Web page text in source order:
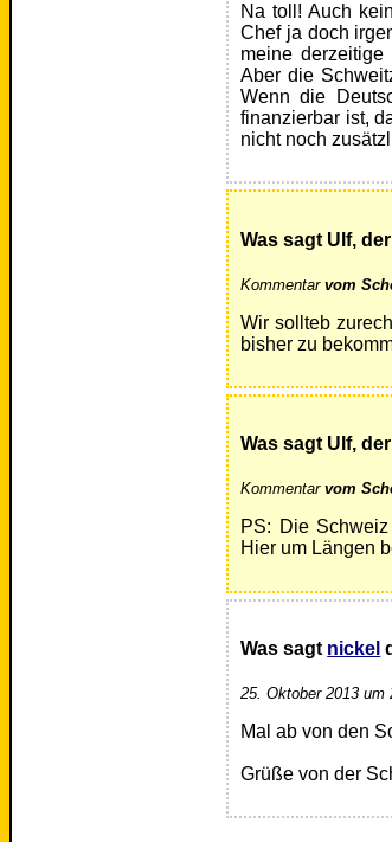
Na toll! Auch
Chef ja doch
meine
Aber die
Wenn die
finanzierbar ist,
nicht noch
Was sagt Ulf,
Kommentarvom
Wir sollteb
bisher zu
Was sagt Ulf,
Kommentarvom
PS: Die
Hier um Längen
Was sagt nickel
25. Oktober 2013 um
Mal ab von den
Grüße von der